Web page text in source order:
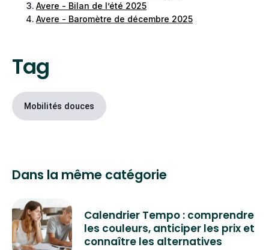
Avere - Bilan de l’été 2025
Avere - Baromètre de décembre 2025
Tag
Mobilités douces
Dans la même catégorie
Calendrier Tempo : comprendre
les couleurs, anticiper les prix et
connaître les alternatives